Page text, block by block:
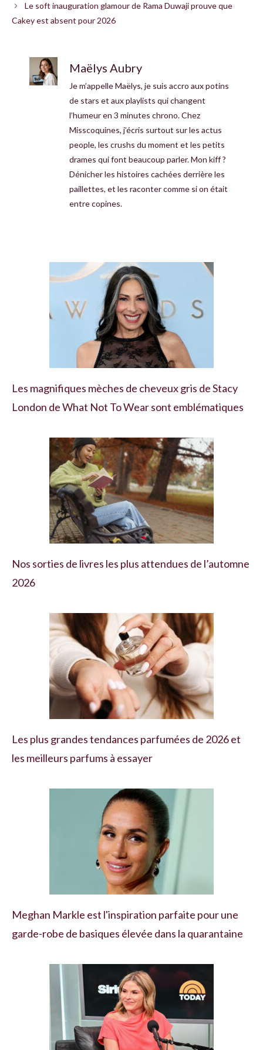
Le soft inauguration glamour de Rama Duwaji prouve que
Cakey est absent pour 2026
Maëlys Aubry
Je m’appelle Maëlys, je suis accro aux potins
de stars et aux playlists qui changent
l’humeur en 3 minutes chrono. Chez
Misscoquines, j’écris surtout sur les actus
people, les crushs du moment et les petits
drames qui font beaucoup parler. Mon kiff ?
Dénicher les histoires cachées derrière les
paillettes, et les raconter comme si on était
entre copines.
Les magnifiques mèches de cheveux gris de Stacy
London de What Not To Wear sont emblématiques
Nos sorties de livres les plus attendues de l’automne
2026
Les plus grandes tendances parfumées de 2026 et
les meilleurs parfums à essayer
Meghan Markle est l'inspiration parfaite pour une
garde-robe de basiques élevée dans la quarantaine